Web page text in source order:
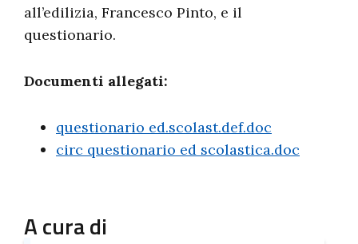
all’edilizia, Francesco Pinto, e il
questionario.
Documenti allegati:
questionario ed.scolast.def.doc
circ questionario ed scolastica.doc
A cura di